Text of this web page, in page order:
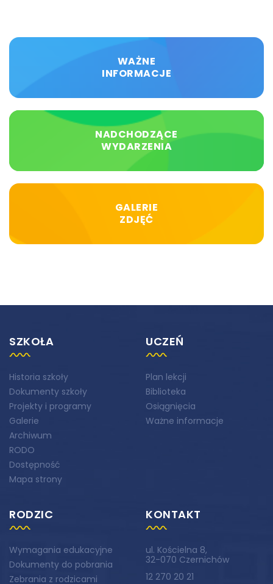
WAŻNE
INFORMACJE
NADCHODZĄCE
WYDARZENIA
GALERIE
ZDJĘĆ
SZKOŁA
Historia szkoły
Dokumenty szkoły
Projekty i programy
Galerie
Archiwum
RODO
Dostępność
Mapa strony
UCZEŃ
Plan lekcji
Biblioteka
Osiągnięcia
Ważne informacje
RODZIC
Wymagania edukacyjne
Dokumenty do pobrania
Zebrania z rodzicami
KONTAKT
ul. Kościelna 8,
32-070 Czernichów
12 270 20 21